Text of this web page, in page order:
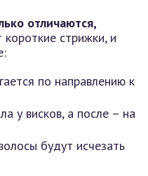
отличаются,
стрижки, и
по направлению к
у висков, а после – на
будут исчезать